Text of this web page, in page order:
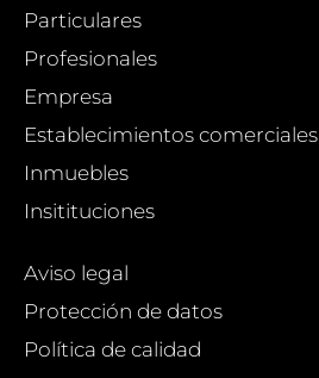
Particulares
Profesionales
Empresa
Establecimientos comerciales
Inmuebles
Insitituciones
Aviso legal
Protección de datos
Política de calidad